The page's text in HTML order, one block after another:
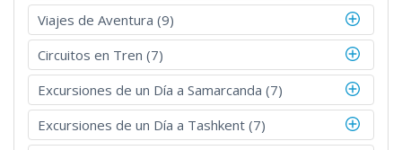
Viajes de Aventura (9)
Circuitos en Tren (7)
Excursiones de un Día a Samarcanda (7)
Excursiones de un Día a Tashkent (7)